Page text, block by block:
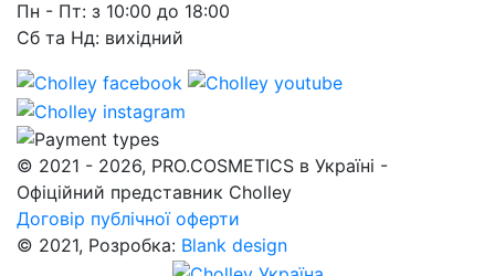
Пн - Пт: з 10:00 до 18:00
Сб та Нд: вихідний
© 2021 - 2026, PRO.COSMETICS в Україні -
Офіційний представник Cholley
Договір публічної оферти
© 2021, Розробка: Blank design